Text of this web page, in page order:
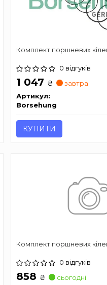
Комплект поршневих
0 відгуків
1 047 ₴
завтра
Артикул:
Borsehung
КУПИТИ
Комплект поршневих
0 відгуків
858 ₴
сьогодні